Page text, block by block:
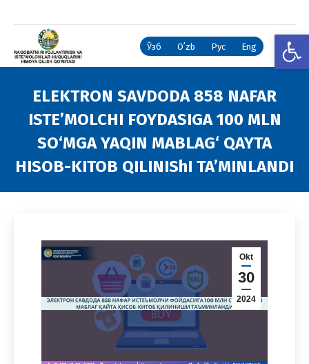
Ўзб Oʻzb Рус Eng
ELEKTRON SAVDODA 858 NAFAR
ISTE’MOLCHI FOYDASIGA 100 MLN
SO‘MGA YAQIN MABLAG‘ QAYTA
HISOB-KITOB QILINIShI TA’MINLANDI
Okt
30
2024